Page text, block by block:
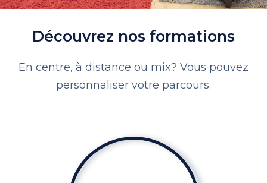
Découvrez nos formations
En centre, à distance ou mix? Vous pouvez
personnaliser votre parcours.